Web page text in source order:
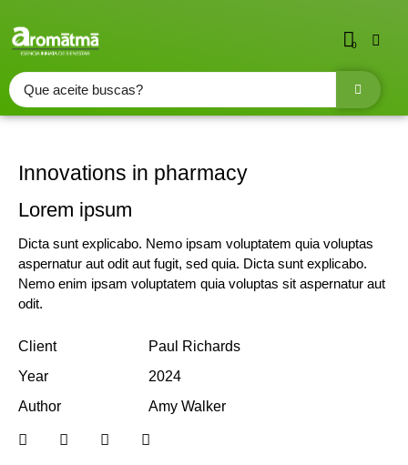
0
Innovations in pharmacy
Lorem ipsum
Dicta sunt explicabo. Nemo ipsam voluptatem quia voluptas
aspernatur aut odit aut fugit, sed quia. Dicta sunt explicabo.
Nemo enim ipsam voluptatem quia voluptas sit aspernatur aut
odit.
Client
Paul Richards
Year
2024
Author
Amy Walker